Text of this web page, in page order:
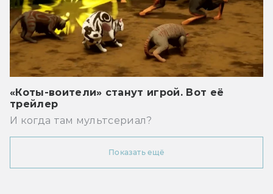
«Коты-воители» станут игрой. Вот её
трейлер
И когда там мультсериал?
Показать ещё